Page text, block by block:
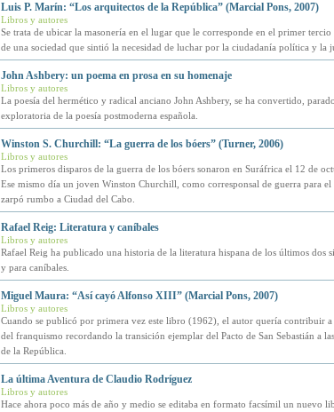
Luis P. Marín: “Los arquitectos de la República” (Marcial Pons, 2007)
Libros y autores
Se trata de ubicar la masonería en el lugar que le corresponde en el primer
de una sociedad que sintió la necesidad de luchar por la ciudadanía política y la
John Ashbery: un poema en prosa en su homenaje
Libros y autores
La poesía del hermético y radical anciano John Ashbery, se ha convertido,
exploratoria de la poesía postmoderna española.
Winston S. Churchill: “La guerra de los bóers” (Turner, 2006)
Libros y autores
Los primeros disparos de la guerra de los bóers sonaron en Suráfrica el 12 de
Ese mismo día un joven Winston Churchill, como corresponsal de guerra para el
zarpó rumbo a Ciudad del Cabo.
Rafael Reig: Literatura y caníbales
Libros y autores
Rafael Reig ha publicado una historia de la literatura hispana de los últimos dos
y para caníbales.
Miguel Maura: “Así cayó Alfonso XIII” (Marcial Pons, 2007)
Libros y autores
Cuando se publicó por primera vez este libro (1962), el autor quería contribuir
del franquismo recordando la transición ejemplar del Pacto de San Sebastián a
de la República.
La última Aventura de Claudio Rodríguez
Libros y autores
Hace ahora poco más de año y medio se editaba en formato facsímil un nuevo